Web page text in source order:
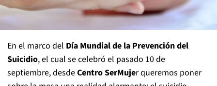
En el marco del Día Mundial de la Prevención del
Suicidio, el cual se celebró el pasado 10 de
septiembre, desdeCentro SerMujer queremos poner